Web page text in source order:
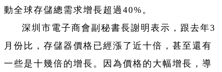
動全球存儲總需求增長超過40%。
深圳市電子商會副秘書長謝明表示，跟去年3
月份比，存儲器價格已經漲了近十倍，甚至還有
一些是十幾倍的增長。因為價格的大幅增長，導